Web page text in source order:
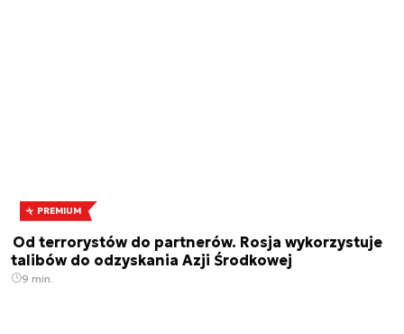
PREMIUM
Od terrorystów do partnerów. Rosja wykorzystuje
talibów do odzyskania Azji Środkowej
9 min.